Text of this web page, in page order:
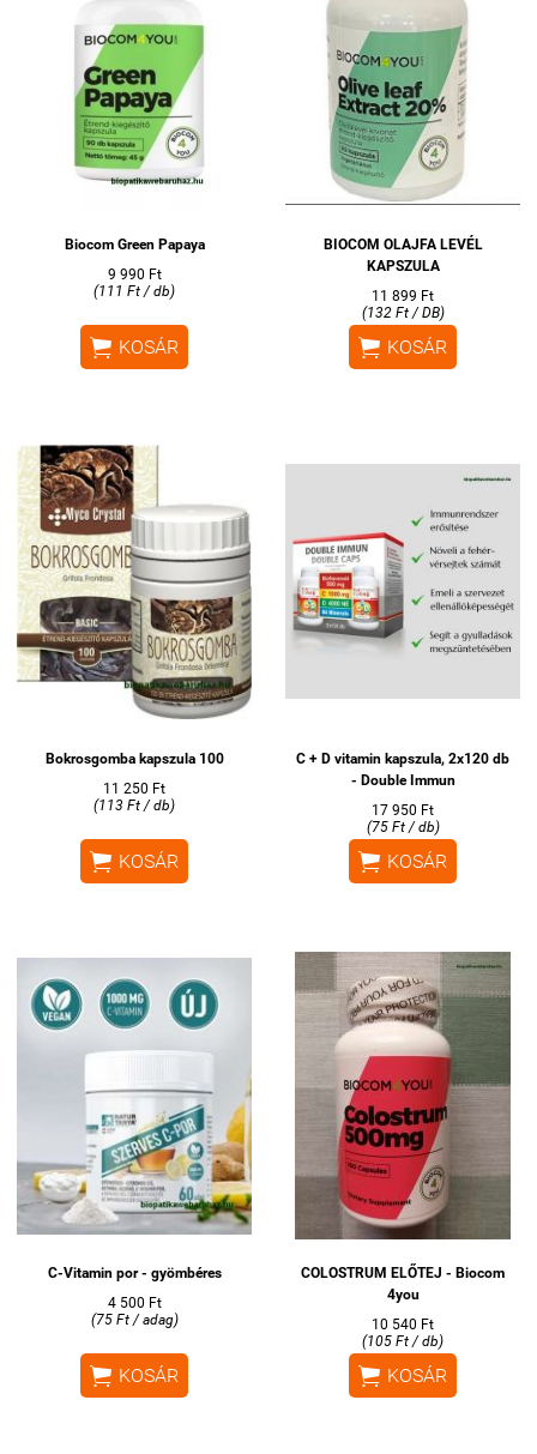
Biocom Green Papaya
9 990 Ft
(111 Ft / db)
 KOSÁR
BIOCOM OLAJFA LEVÉL
KAPSZULA
11 899 Ft
(132 Ft / DB)
 KOSÁR
Bokrosgomba kapszula 100
11 250 Ft
(113 Ft / db)
 KOSÁR
C + D vitamin kapszula, 2x120 db
- Double Immun
17 950 Ft
(75 Ft / db)
 KOSÁR
C-Vitamin por - gyömbéres
4 500 Ft
(75 Ft / adag)
 KOSÁR
COLOSTRUM ELŐTEJ - Biocom
4you
10 540 Ft
(105 Ft / db)
 KOSÁR